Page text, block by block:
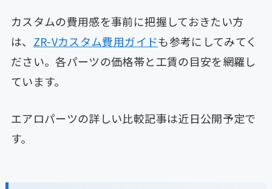
カスタムの費用感を事前に把握しておきたい方
は、 ZR-Vカスタム費用ガイドも参考にしてみてく
ださい。各パーツの価格帯と工賃の目安を網羅し
ています。
エアロパーツの詳しい比較記事は近日公開予定で
す。